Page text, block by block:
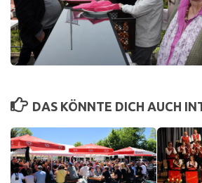
DAS KÖNNTE DICH AUCH